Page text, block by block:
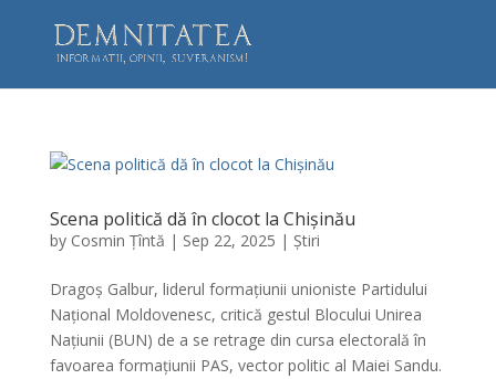
Scena politică dă în clocot la Chișinău
by Cosmin Țîntă | Sep 22, 2025 | Știri
Dragoș Galbur, liderul formațiunii unioniste Partidului
Național Moldovenesc, critică gestul Blocului Unirea
Națiunii (BUN) de a se retrage din cursa electorală în
favoarea formațiunii PAS, vector politic al Maiei Sandu.